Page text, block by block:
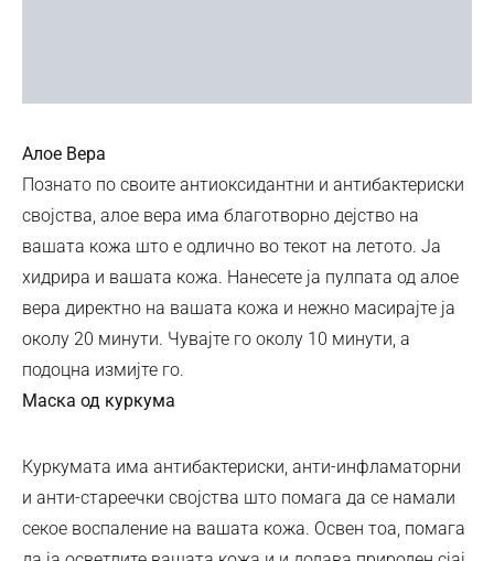
Алое Вера
Познато по своите антиоксидантни и антибактериски
својства, алое вера има благотворно дејство на
вашата кожа што е одлично во текот на летото. Ја
хидрира и вашата кожа. Нанесете ја пулпата од алое
вера директно на вашата кожа и нежно масирајте ја
околу 20 минути. Чувајте го околу 10 минути, а
подоцна измијте го.
Маска од куркума
Куркумата има антибактериски, анти-инфламаторни
и анти-стареечки својства што помага да се намали
секое воспаление на вашата кожа. Освен тоа, помага